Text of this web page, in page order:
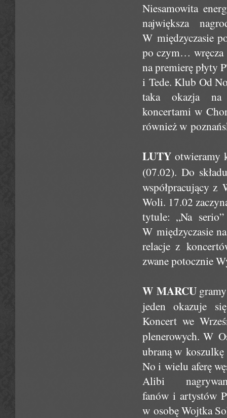
Niesamowita
największa
W międzyczasie
po czym… wręcza
na premierę płyty
i Tede. Klub Od
taka okazja
koncertami w
również w
LUTYotwieramy
(07.02). Do
współpracujący
Woli. 17.02
tytule: „Na
W międzyczasie
relacje z
zwane potocznie
W MARCU
jeden okazuje
Koncert we
plenerowych. W
ubraną w
No i wielu aferę
Alibi
fanów i artystów
w osobę Wojtka